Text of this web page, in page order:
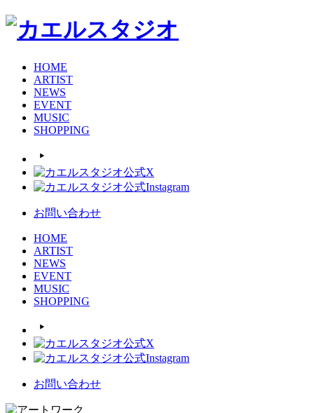
HOME
ARTIST
NEWS
EVENT
MUSIC
SHOPPING
お問い合わせ
HOME
ARTIST
NEWS
EVENT
MUSIC
SHOPPING
お問い合わせ